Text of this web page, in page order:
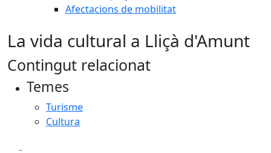
Afectacions de mobilitat
La vida cultural a Lliçà d'Amunt
Contingut relacionat
Temes
Turisme
Cultura